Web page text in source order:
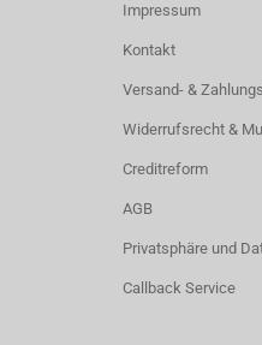
Impressum
Kontakt
Versand- &
Widerrufsrecht &
Creditreform
AGB
Privatsphäre und
Callback Service